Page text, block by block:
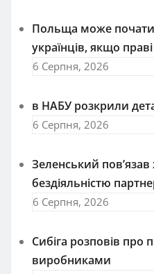
Польща може
українців, якщо
6 Серпня, 2026
в НАБУ розкрили
6 Серпня, 2026
Зеленський
бездіяльністю
6 Серпня, 2026
Сибіга розповів про
виробниками